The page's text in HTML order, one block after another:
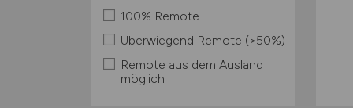
100% Remote
Überwiegend Remote (>50%)
Remote aus dem Ausland
möglich